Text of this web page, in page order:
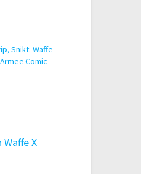
Snikt: Waffe
Comic
Waffe X